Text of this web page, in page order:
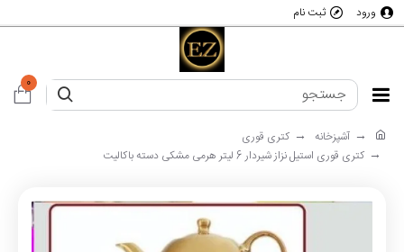
ورود ثبت نام
0
آشپزخانه
کتری قوری
کتری قوری استیل نزاز شیردار 6 لیتر هرمی مشکی دسته باکالیت